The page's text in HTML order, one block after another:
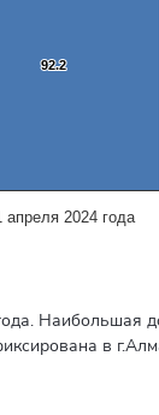
92.2
92.2
апреля 2024 года
Наибольшая
в